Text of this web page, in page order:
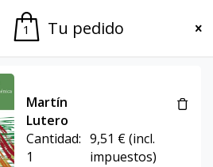
la paciencia.
El Grupo
1 Tu pedido
Martín
Lutero
Cantidad:
1
9,51 €(incl.
impuestos)